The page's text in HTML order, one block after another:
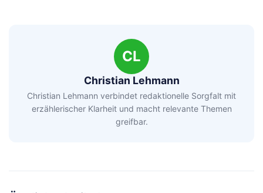
CL
Christian Lehmann
Christian Lehmann verbindet redaktionelle Sorgfalt mit
erzählerischer Klarheit und macht relevante Themen
greifbar.